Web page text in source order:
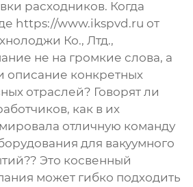
расходников. Когда
https://www.ikspvd.ru от
Ко., Лтд.,
не на громкие слова, а
описание конкретных
отраслей? Говорят ли
как в их
отличную команду
для вакуумного
Это косвенный
может гибко подходить